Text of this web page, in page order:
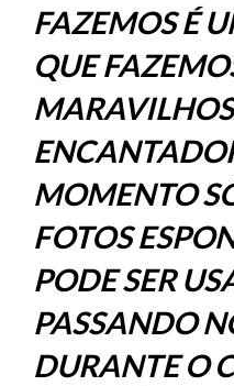
FAZEMOS É
QUE
MOMENTO
FOTOS
PODE SER
PASSANDO
DURANTE O